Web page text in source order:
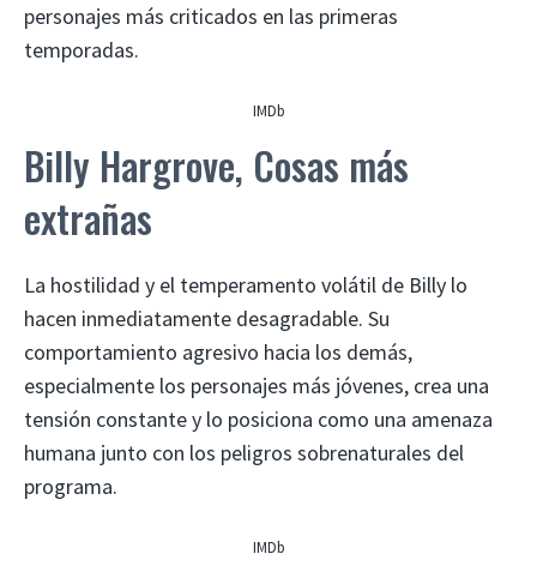
personajes más criticados en las primeras
temporadas.
IMDb
Billy Hargrove, Cosas más
extrañas
La hostilidad y el temperamento volátil de Billy lo
hacen inmediatamente desagradable. Su
comportamiento agresivo hacia los demás,
especialmente los personajes más jóvenes, crea una
tensión constante y lo posiciona como una amenaza
humana junto con los peligros sobrenaturales del
programa.
IMDb